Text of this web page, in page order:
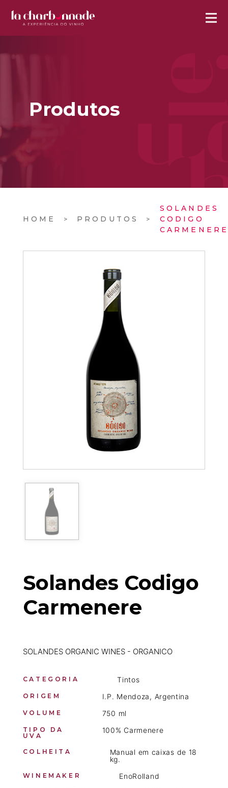
Produtos
HOME PRODUTOS
SOLANDES
CODIGO
Solandes Codigo
Carmenere
SOLANDES ORGANIC WINES - ORGANICO
CATEGORIA Tintos
ORIGEM I.P. Mendoza, Argentina
VOLUME 750 ml
TIPO DA
UVA
100% Carmenere
COLHEITA
Manual em caixas de 18
kg.
WINEMAKER EnoRolland